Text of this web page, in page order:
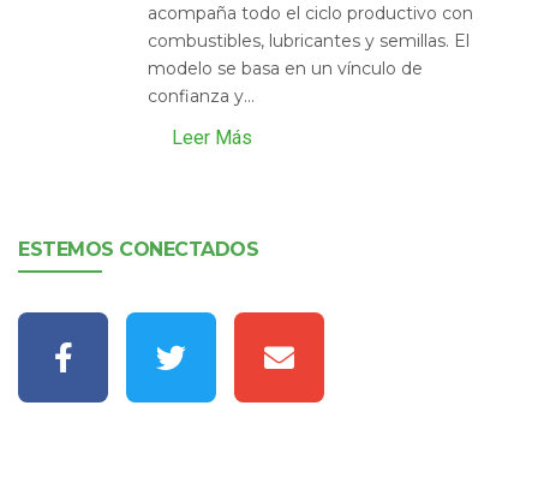
acompaña todo el ciclo productivo con
combustibles, lubricantes y semillas. El
modelo se basa en un vínculo de
confianza y...
Leer Más
ESTEMOS CONECTADOS